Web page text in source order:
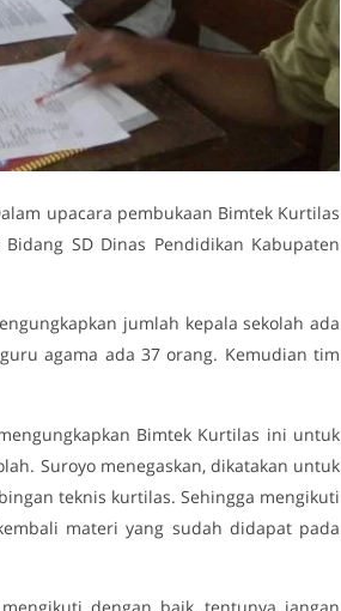
upacara pembukaan Bimtek Kurtilas
SD Dinas Pendidikan Kabupaten
jumlah kepala sekolah ada
agama ada 37 orang. Kemudian tim
Bimtek Kurtilas ini untuk
Suroyo menegaskan, dikatakan untuk
teknis kurtilas. Sehingga mengikuti
materi yang sudah didapat pada